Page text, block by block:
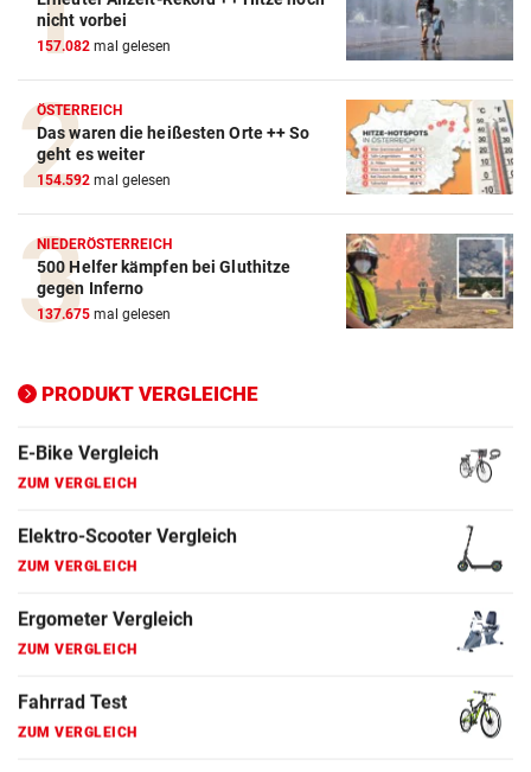
nicht vorbei
157.082 mal gelesen
ÖSTERREICH
Das waren die heißesten Orte ++ So
geht es weiter
154.592 mal gelesen
NIEDERÖSTERREICH
500 Helfer kämpfen bei Gluthitze
gegen Inferno
137.675 mal gelesen
PRODUKT VERGLEICHE
Action-Cam Vergleich
ZUM VERGLEICH
Crosstrainer Vergleich
ZUM VERGLEICH
E-Bike Vergleich
ZUM VERGLEICH
Elektro-Scooter Vergleich
ZUM VERGLEICH
ZUM VERGLEICH
ZUM VERGLEICH
ZUM VERGLEICH